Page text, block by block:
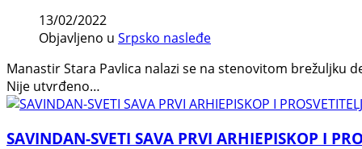
13/02/2022
Objavljeno u Srpsko nasleđe
Manastir Stara Pavlica nalazi se na stenovitom brežuljku
Nije utvrđeno…
SAVINDAN-SVETI SAVA PRVI ARHIEPISKOP I